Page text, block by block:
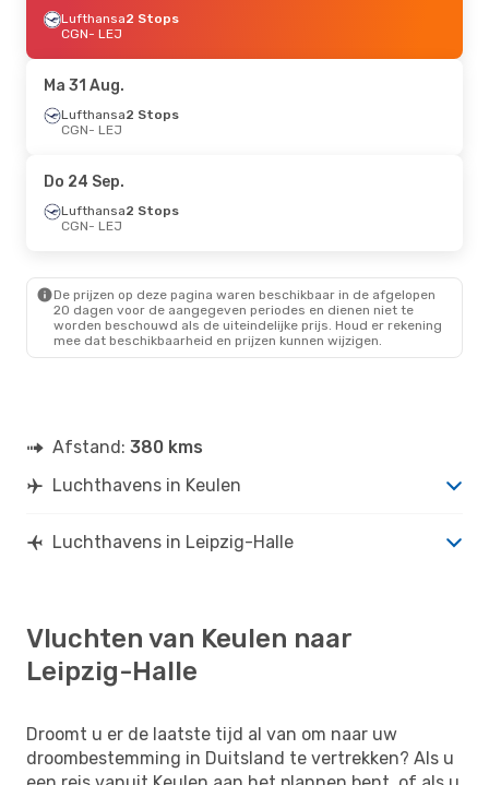
Lufthansa2 Stops
CGN- LEJ
LEJ- CGN
Do 27 Aug.- Zo 30 Aug.
Lufthansa
LEJ- CGN
Lufthansa2 Stops
CGN- LEJ
Ma 31 Aug.
Lufthansa2 Stops
CGN- LEJ
Do 24 Sep.
Lufthansa2 Stops
CGN- LEJ
De prijzen op deze pagina waren beschikbaar in de afgelopen
20 dagen voor de aangegeven periodes en dienen niet te
worden beschouwd als de uiteindelijke prijs. Houd er rekening
mee dat beschikbaarheid en prijzen kunnen wijzigen.
Afstand: 380 kms
Luchthavens in Keulen
Luchthavens in Leipzig-Halle
Vluchten van Keulen naar
Leipzig-Halle
Droomt u er de laatste tijd al van om naar uw
droombestemming in Duitsland te vertrekken? Als u